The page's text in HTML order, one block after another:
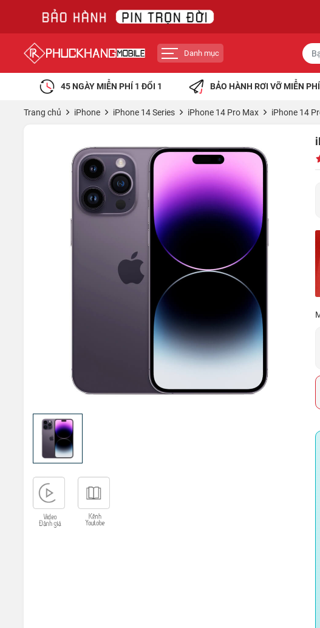
Danh mục
45 NGÀY MIỄN PHÍ 1 ĐỔI 1 BẢO HÀNH RƠI VỠ MIỄN PHÍ
Trang chủ iPhone iPhone 14 Series iPhone 14 Pro Max iPhone 14